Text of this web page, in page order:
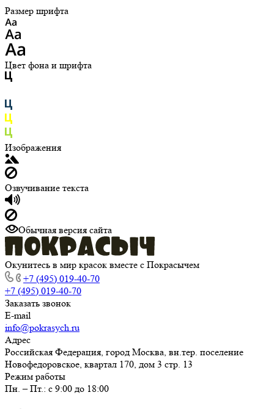
Размер шрифта
Цвет фона и шрифта
Изображения
Озвучивание текста
Обычная версия сайта
Окунитесь в мир красок вместе с Покрасычем
+7 (495) 019-40-70
+7 (495) 019-40-70
Заказать звонок
E-mail
info@pokrasych.ru
Адрес
Российская Федерация, город Москва, вн.тер. поселение
Новофедоровское, квартал 170, дом 3 стр. 13
Режим работы
Пн. – Пт.: с 9:00 до 18:00